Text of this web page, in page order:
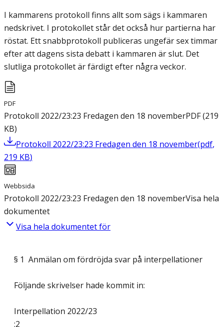
I kammarens protokoll finns allt som sägs i kammaren
nedskrivet. I protokollet står det också hur partierna har
röstat. Ett snabbprotokoll publiceras ungefär sex timmar
efter att dagens sista debatt i kammaren är slut. Det
slutliga protokollet är färdigt efter några veckor.
PDF
Protokoll 2022/23:23 Fredagen den 18 novemberPDF(219
KB)
Protokoll 2022/23:23 Fredagen den 18 november(pdf,
219 KB)
Webbsida
Protokoll 2022/23:23 Fredagen den 18 novemberVisa hela
dokumentet
Visa hela dokumentet för
§ 1 Anmälan om fördröjda svar på interpellationer
Följande skrivelser hade kommit in:
Interpellation 2022/23
:2